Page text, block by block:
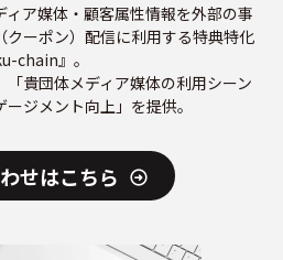
ア媒体・顧客属性情報を外部の事
ーポン）配信に利用する特典特化
chain』。
「貴団体メディア媒体の利用シーン
ジメント向上」を提供。
せはこちら